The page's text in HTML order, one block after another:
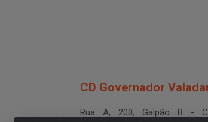
CD Governador
Rua A, 200, Galpão B -